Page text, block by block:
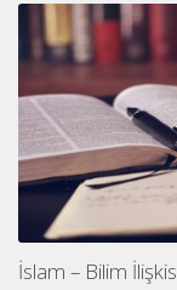
İslam – Bilim